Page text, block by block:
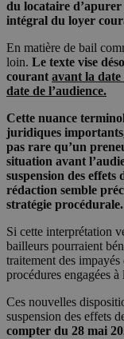
du locataire
intégral du loyer
En matière de bail
loin. Le texte vise
courant avant la date
date de l’audience.
Cette nuance
juridiques
pas rare qu’un
situation avant
suspension des
rédaction semble
stratégie procédurale.
Si cette interprétation
bailleurs pourraient
traitement des
procédures engagées
Ces nouvelles
suspension des effets
compter du 28 mai